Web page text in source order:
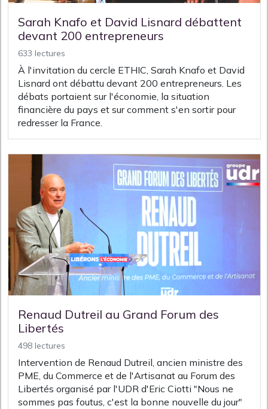
Sarah Knafo et David Lisnard débattent
devant 200 entrepreneurs
633 lectures
À l'invitation du cercle ETHIC, Sarah Knafo et David
Lisnard ont débattu devant 200 entrepreneurs. Les
débats portaient sur l'économie, la situation
financière du pays et sur comment s'en sortir pour
redresser la France.
Renaud Dutreil au Grand Forum des
Libertés
498 lectures
Intervention de Renaud Dutreil, ancien ministre des
PME, du Commerce et de l'Artisanat au Forum des
Libertés organisé par l'UDR d'Eric Ciotti "Nous ne
sommes pas foutus, c'est la bonne nouvelle du jour"